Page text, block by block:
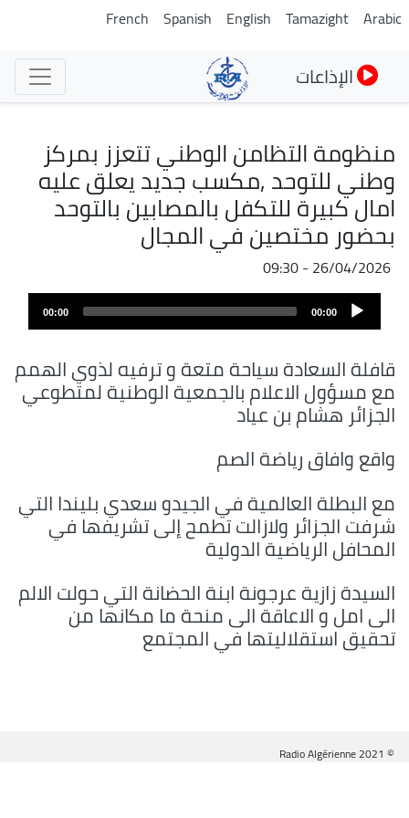
تجاوز
Arabic
Tamazight
English
Spanish
French
الإذاعات
منظومة التظامن الوطني تتعزز بمركز
وطني للتوحد ,مكسب جديد يعلق عليه
امال كبيرة للتكفل بالمصابين بالتوحد
بحضور مختصين في المجال
26/04/2026 - 09:30
ملف
الصوت
Audio
Player
00:00
00:00
قافلة السعادة سياحة متعة و ترفيه لذوي الهمم
مع مسؤول الاعلام بالجمعية الوطنية لمتطوعي
الجزائر هشام بن عياد
واقع وافاق رياضة الصم
مع البطلة العالمية في الجيدو سعدي بليندا التي
شرفت الجزائر ولازالت تطمح إلى تشريفها في
المحافل الرياضية الدولية
السيدة زازية عرجونة ابنة الحضانة التي حولت الالم
الى امل و الاعاقة الى منحة ما مكانها من
تحقيق استقلاليتها في المجتمع
© Radio Algérienne 2021